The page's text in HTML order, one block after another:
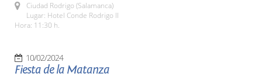
Ciudad Rodrigo (Salamanca)
Lugar: Hotel Conde Rodrigo II
Hora: 11:30 h.
10/02/2024
Fiesta de la Matanza